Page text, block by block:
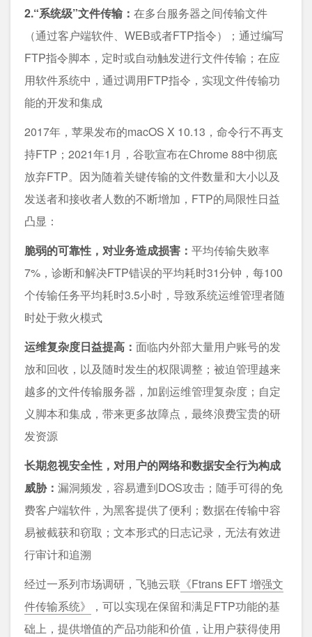
2.“系统级”文件传输： 在多台服务器之间传输文件
（通过客户端软件、WEB或者FTP指令）；通过编写
FTP指令脚本，定时或自动触发进行文件传输；在应
用软件系统中，通过调用FTP指令，实现文件传输功
能的开发和集成
2017年，苹果发布的macOS X 10.13，命令行不再支
持FTP；2021年1月，谷歌宣布在Chrome 88中彻底
放弃FTP。因为随着关键传输的文件数量和大小以及
发送者和接收者人数的不断增加，FTP的局限性日益
凸显：
脆弱的可靠性，对业务造成损害： 平均传输失败率
7%，诊断和解决FTP错误的平均耗时31分钟，每100
个传输任务平均耗时3.5小时，导致系统运维管理者随
时处于救火模式
运维复杂度日益提高： 面临内外部大量用户账号的发
放和回收，以及随时发生的权限调整；被迫管理越来
越多的文件传输服务器，加剧运维管理复杂度；自定
义脚本和集成，带来更多故障点，最终浪费宝贵的研
发资源
长期忽视安全性，对用户的网络和数据安全行为构成
威胁： 漏洞频发，容易遭到DOS攻击；随手可得的免
费客户端软件，为黑客提供了便利；数据在传输中容
易被截获和窃取；文本形式的日志记录，无法有效进
行审计和追溯
经过一系列市场调研，飞驰云联 《Ftrans EFT 增强文
件传输系统》
，可以实现在保留和满足FTP功能的基
础上，提供增值的产品功能和价值，让用户获得使用